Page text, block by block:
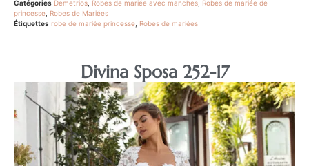
Catégories Demetrios Robes de mariée avec manches Robes de mariée de
princesse Robes de Mariées
Étiquettes robe de mariée princesse Robes de mariées
Divina Sposa 252-17